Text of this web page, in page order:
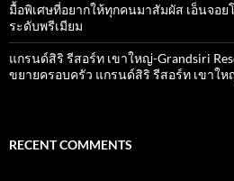
มื้อพิเศษที่อยากให้ทุกคนมาสัมผัส เอ็นจอย
ระดับพรีเมียม
แกรนด์สิริ​ รีสอร์ท​ เขาใหญ่​-Grandsiri​
ขยายครอบครัว แกรนด์สิริ รีสอร์ท เขาใ
RECENT COMMENTS